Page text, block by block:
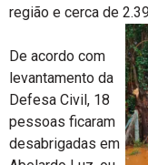
região e cerca de
De acordo com
levantamento da
Defesa Civil, 18
pessoas ficaram
desabrigadas em